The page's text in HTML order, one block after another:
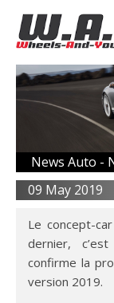
News Auto -
09 May 2019
Le concept-
dernier,
confirme la
version 2019.